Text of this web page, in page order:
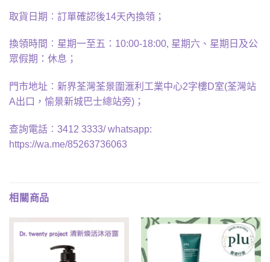
取貨日期︰訂單確認後14天內換領；
換領時間︰星期一至五：10:00-18:00, 星期六、星期日及公
眾假期：休息；
門市地址︰新界荃灣荃景圍滙利工業中心2字樓D室(荃灣站
A出口，愉景新城巴士總站旁)；
查詢電話︰3412 3333/ whatsapp:
https://wa.me/85263736063
相關商品